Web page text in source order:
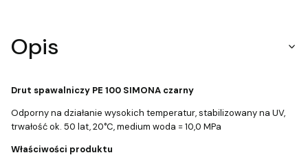
Opis
Drut spawalniczy PE 100 SIMONA czarny
Odporny na działanie wysokich temperatur, stabilizowany na UV,
trwałość ok. 50 lat, 20°C, medium woda = 10,0 MPa
Właściwości produktu